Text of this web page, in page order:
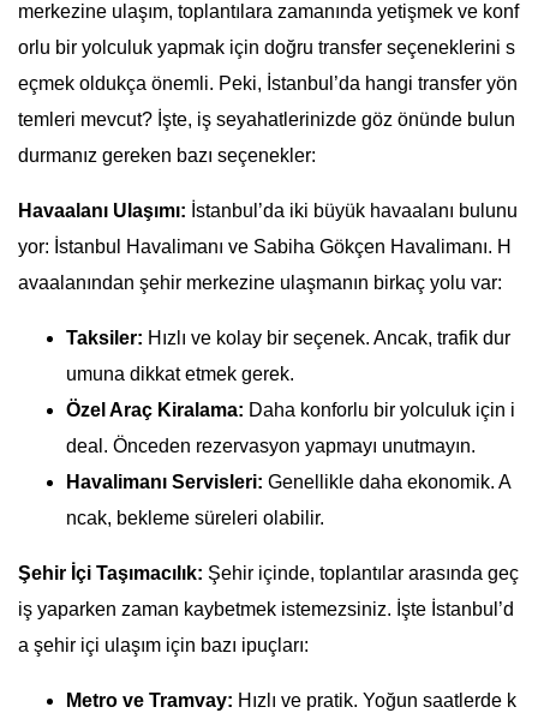
merkezine ulaşım, toplantılara zamanında yetişmek ve konf
orlu bir yolculuk yapmak için doğru transfer seçeneklerini s
eçmek oldukça önemli. Peki, İstanbul’da hangi transfer yön
temleri mevcut? İşte, iş seyahatlerinizde göz önünde bulun
durmanız gereken bazı seçenekler:
Havaalanı Ulaşımı: İstanbul’da iki büyük havaalanı bulunu
yor: İstanbul Havalimanı ve Sabiha Gökçen Havalimanı. H
avaalanından şehir merkezine ulaşmanın birkaç yolu var:
Taksiler: Hızlı ve kolay bir seçenek. Ancak, trafik dur
umuna dikkat etmek gerek.
Özel Araç Kiralama: Daha konforlu bir yolculuk için i
deal. Önceden rezervasyon yapmayı unutmayın.
Havalimanı Servisleri: Genellikle daha ekonomik. A
ncak, bekleme süreleri olabilir.
Şehir İçi Taşımacılık: Şehir içinde, toplantılar arasında geç
iş yaparken zaman kaybetmek istemezsiniz. İşte İstanbul’d
a şehir içi ulaşım için bazı ipuçları:
Metro ve Tramvay: Hızlı ve pratik. Yoğun saatlerde k